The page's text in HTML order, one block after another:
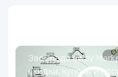
ЭвоСреда eWay
скидки, купоны и